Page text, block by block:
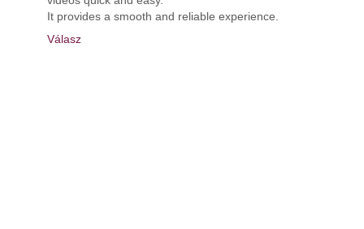
It provides a smooth and reliable experience.
Válasz